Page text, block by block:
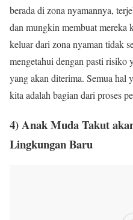
berada di zona nyamannya,
dan mungkin membuat mereka
keluar dari zona nyaman tidak
mengetahui dengan pasti risiko
yang akan diterima. Semua hal
kita adalah bagian dari proses
4) Anak Muda Takut
Lingkungan Baru